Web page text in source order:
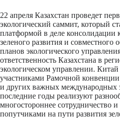
22 апреля Казахстан проведет
экологический саммит, который
платформой в деле консолидации
зеленого развития и
планов экологического
ответственность Казахстана в
экологическом управлении. Китай
участниками Рамочной
и других важных международных
последние годы реализуют
многостороннее сотрудничество
попутчиками на пути развития